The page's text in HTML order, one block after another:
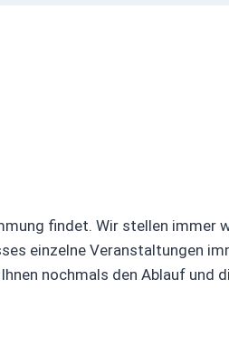
findet. Wir stellen immer
einzelne Veranstaltungen
nochmals den Ablauf und